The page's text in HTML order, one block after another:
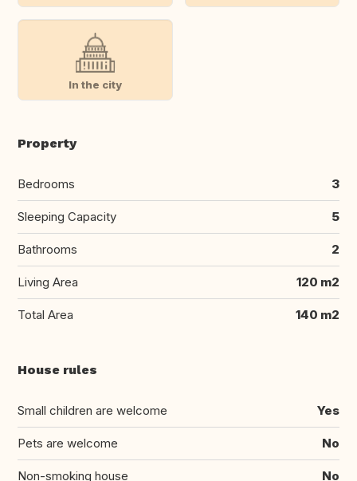
In the city
Property
Bedrooms 3
Sleeping Capacity 5
Bathrooms 2
Living Area 120 m2
Total Area 140 m2
House rules
Small children are welcome Yes
Pets are welcome No
Non-smoking house No